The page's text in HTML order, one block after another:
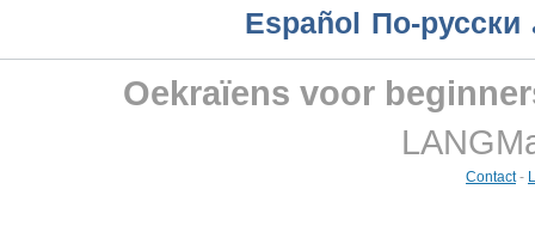
Еspañol По-русски
Oekraїens voor
Contact-